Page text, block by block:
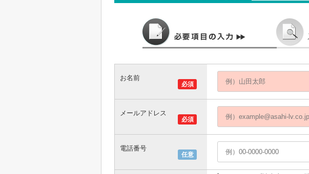
必須
お名前
必須
メールアドレス
任意
電話番号